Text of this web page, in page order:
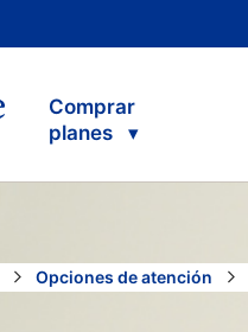
Comprar
planes
Opciones de atención